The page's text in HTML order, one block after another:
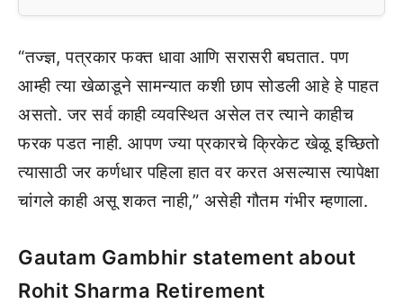
“तज्ज्ञ, पत्रकार फक्त धावा आणि सरासरी बघतात. पण
आम्ही त्या खेळाडूने सामन्यात कशी छाप सोडली आहे हे पाहत
असतो. जर सर्व काही व्यवस्थित असेल तर त्याने काहीच
फरक पडत नाही. आपण ज्या प्रकारचे क्रिकेट खेळू इच्छितो
त्यासाठी जर कर्णधार पहिला हात वर करत असल्यास त्यापेक्षा
चांगले काही असू शकत नाही,” असेही गौतम गंभीर म्हणाला.
Gautam Gambhir statement about
Rohit Sharma Retirement